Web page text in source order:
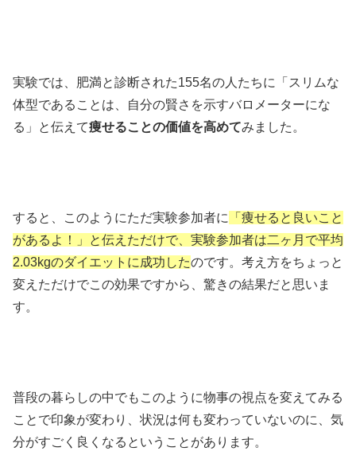
実験では、肥満と診断された155名の人たちに「スリムな
体型であることは、自分の賢さを示すバロメーターにな
る」と伝えて痩せることの価値を高めてみました。
すると、このようにただ実験参加者に
「痩せると良いこと
があるよ！」と伝えただけで、実験参加者は二ヶ月で平均
2.03kgのダイエットに成功したのです。考え方をちょっと
変えただけでこの効果ですから、驚きの結果だと思いま
す。
普段の暮らしの中でもこのように物事の視点を変えてみる
ことで印象が変わり、状況は何も変わっていないのに、気
分がすごく良くなるということがあります。